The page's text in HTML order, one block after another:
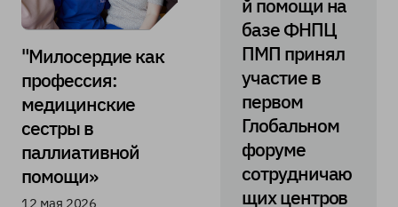
"Милосердие как
профессия:
медицинские
сестры в
паллиативной
помощи»
12 мая 2026
й помощи на
базе ФНПЦ
ПМП принял
участие в
первом
Глобальном
форуме
сотрудничаю
щих центров